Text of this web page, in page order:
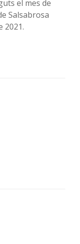
el mes de
Salsabrosa
2021.